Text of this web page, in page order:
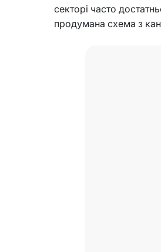
секторі часто
продумана схема з